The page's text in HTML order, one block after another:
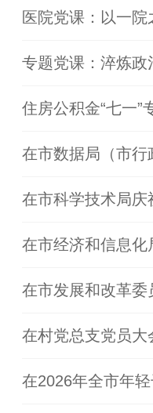
医院党课：以一院
专题党课：淬炼政
住房公积金“七一”
在市数据局（市行
在市科学技术局庆
在市经济和信息化
在市发展和改革委
在村党总支党员大
在2026年全市年轻